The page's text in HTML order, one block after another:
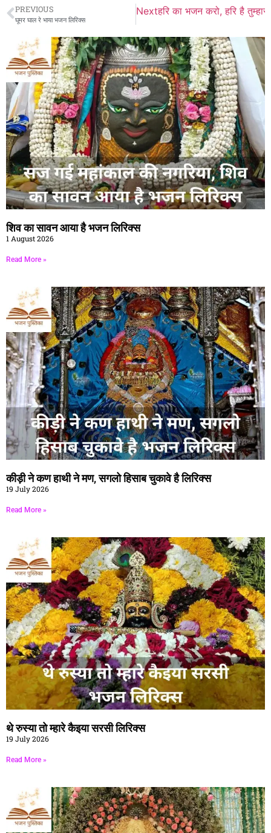
PREVIOUS
घूमर घाल रे भाया भजन लिरिक्स
Nextहरि का भजन करो, हरि है
शिव का सावन आया है भजन लिरिक्स
1 August 2026
Read More »
कीड़ी ने कण हाथी ने मण, सगलो हिसाब चुकावे है लिरिक्स
19 July 2026
Read More »
थे रुस्या तो म्हारे कैइया सरसी लिरिक्स
19 July 2026
Read More »